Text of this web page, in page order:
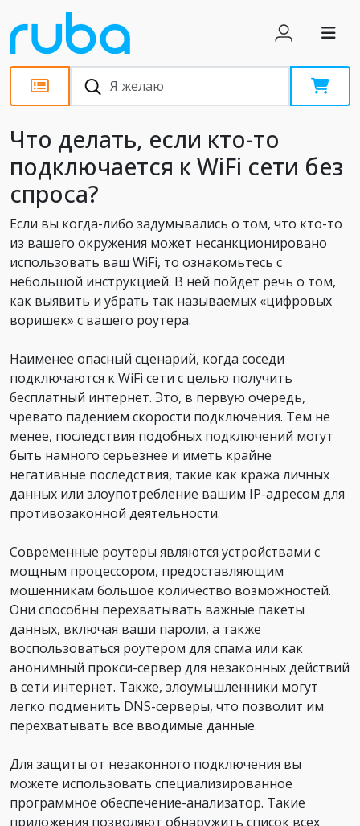
Статьи
Что делать, если кто-то
подключается к WiFi сети без
спроса?
Если вы когда-либо задумывались о том, что кто-то
из вашего окружения может несанкционировано
использовать ваш WiFi, то ознакомьтесь с
небольшой инструкцией. В ней пойдет речь о том,
как выявить и убрать так называемых «цифровых
воришек» с вашего роутера.
Наименее опасный сценарий, когда соседи
подключаются к WiFi сети с целью получить
бесплатный интернет. Это, в первую очередь,
чревато падением скорости подключения. Тем не
менее, последствия подобных подключений могут
быть намного серьезнее и иметь крайне
негативные последствия, такие как кража личных
данных или злоупотребление вашим IP-адресом для
противозаконной деятельности.
Современные роутеры являются устройствами с
мощным процессором, предоставляющим
мошенникам большое количество возможностей.
Они способны перехватывать важные пакеты
данных, включая ваши пароли, а также
воспользоваться роутером для спама или как
анонимный прокси-сервер для незаконных действий
в сети интернет. Также, злоумышленники могут
легко подменить DNS-серверы, что позволит им
перехватывать все вводимые данные.
Для защиты от незаконного подключения вы
можете использовать специализированное
программное обеспечение-анализатор. Такие
приложения позволяют обнаружить список всех